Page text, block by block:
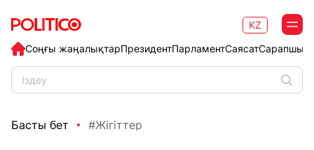
Соңғы жаңалықтарПрезидентПарламентСаясат
KZ
Басты бет #Жігіттер